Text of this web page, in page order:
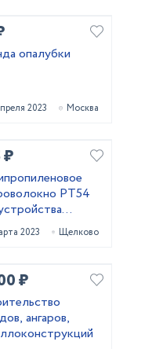
опалубки
2023 Москва
₽
РТ54
со склада в
2023 Щелково
₽
ангаров,